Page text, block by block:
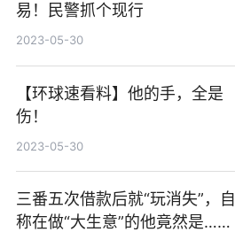
易！民警抓个现行
2023-05-30
【环球速看料】他的手，全是
伤！
2023-05-30
三番五次借款后就“玩消失”，自
称在做“大生意”的他竟然是……